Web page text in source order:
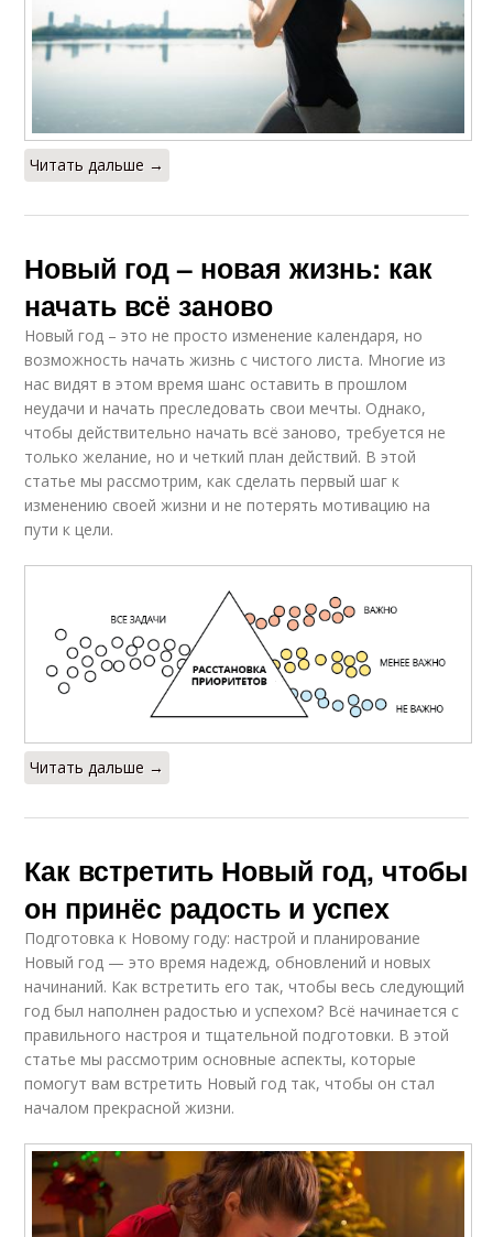
Читать дальше →
Новый год – новая жизнь: как
начать всё заново
Новый год – это не просто изменение календаря, но
возможность начать жизнь с чистого листа. Многие из
нас видят в этом время шанс оставить в прошлом
неудачи и начать преследовать свои мечты. Однако,
чтобы действительно начать всё заново, требуется не
только желание, но и четкий план действий. В этой
статье мы рассмотрим, как сделать первый шаг к
изменению своей жизни и не потерять мотивацию на
пути к цели.
Читать дальше →
Как встретить Новый год, чтобы
он принёс радость и успех
Подготовка к Новому году: настрой и планирование
Новый год — это время надежд, обновлений и новых
начинаний. Как встретить его так, чтобы весь следующий
год был наполнен радостью и успехом? Всё начинается с
правильного настроя и тщательной подготовки. В этой
статье мы рассмотрим основные аспекты, которые
помогут вам встретить Новый год так, чтобы он стал
началом прекрасной жизни.